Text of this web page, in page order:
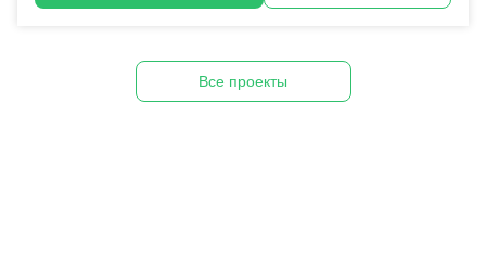
Все проекты